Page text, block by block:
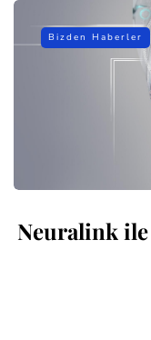
Bizden Haberler
Neuralink ile